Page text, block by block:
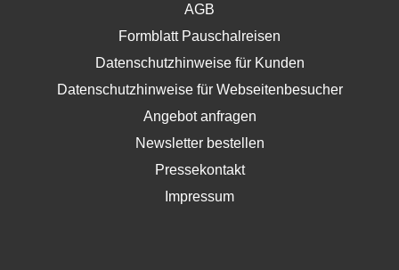
AGB
Formblatt Pauschalreisen
Datenschutzhinweise für Kunden
Datenschutzhinweise für Webseitenbesucher
Angebot anfragen
Newsletter bestellen
Pressekontakt
Impressum